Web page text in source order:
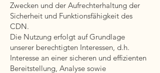
Zwecken und der Aufrechterhaltung der
Sicherheit und Funktionsfähigkeit des
CDN.
Die Nutzung erfolgt auf Grundlage
unserer berechtigten Interessen, d.h.
Interesse an einer sicheren und effizienten
Bereitstellung, Analyse sowie